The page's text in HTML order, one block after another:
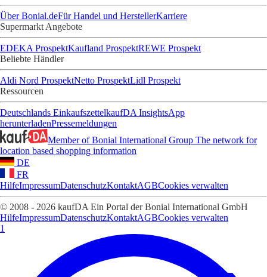
Über Bonial.deFür Handel und HerstellerKarriere
Supermarkt Angebote
EDEKA ProspektKaufland ProspektREWE Prospekt
Beliebte Händler
Aldi Nord ProspektNetto ProspektLidl Prospekt
Ressourcen
Deutschlands EinkaufszettelkaufDA InsightsApp
herunterladenPressemeldungen
Member of Bonial International Group The network for
location based shopping information
DE
FR
HilfeImpressumDatenschutzKontaktAGBCookies verwalten
© 2008 - 2026 kaufDA Ein Portal der Bonial International GmbH
HilfeImpressumDatenschutzKontaktAGBCookies verwalten
1